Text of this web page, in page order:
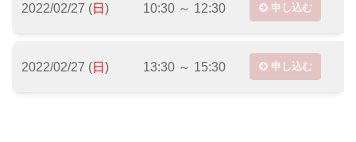
2022/02/27 (日 ) 10:30 ～ 12:30 申し込む
2022/02/27 (日 ) 13:30 ～ 15:30 申し込む